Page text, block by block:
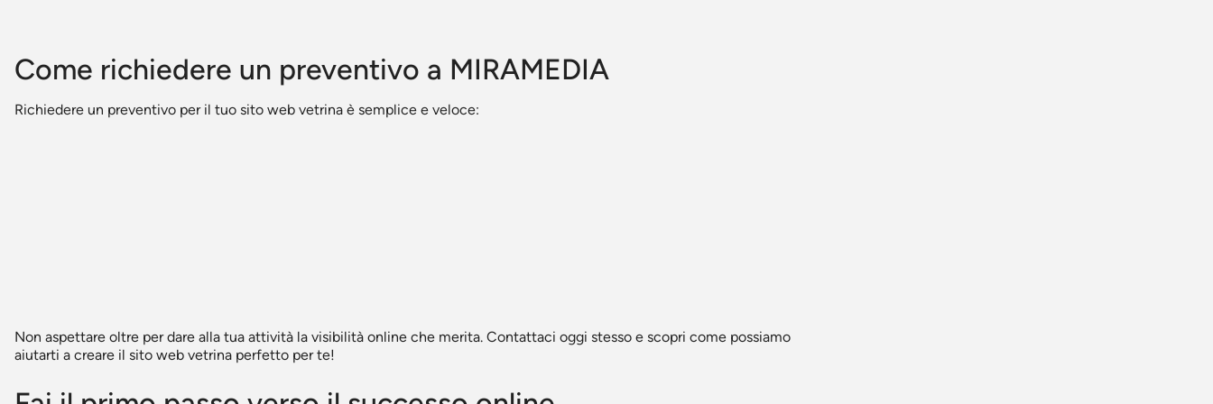
Come richiedere un preventivo a MIRAMEDIA
Richiedere un preventivo per il tuo sito web vetrina è semplice e veloce:
Non aspettare oltre per dare alla tua attività la visibilità online che merita. Contattaci oggi stesso e scopri come possiamo
aiutarti a creare il sito web vetrina perfetto per te!